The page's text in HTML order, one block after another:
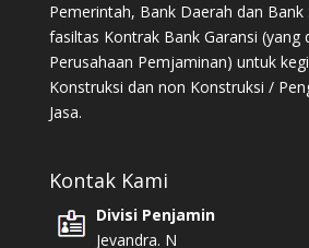
Pemerintah, Bank Daerah dan Bank
fasiltas Kontrak Bank Garansi (yang
Perusahaan Pemjaminan) untuk
Konstruksi dan non Konstruksi /
Jasa.
Kontak Kami
Divisi Penjamin
Jevandra. N